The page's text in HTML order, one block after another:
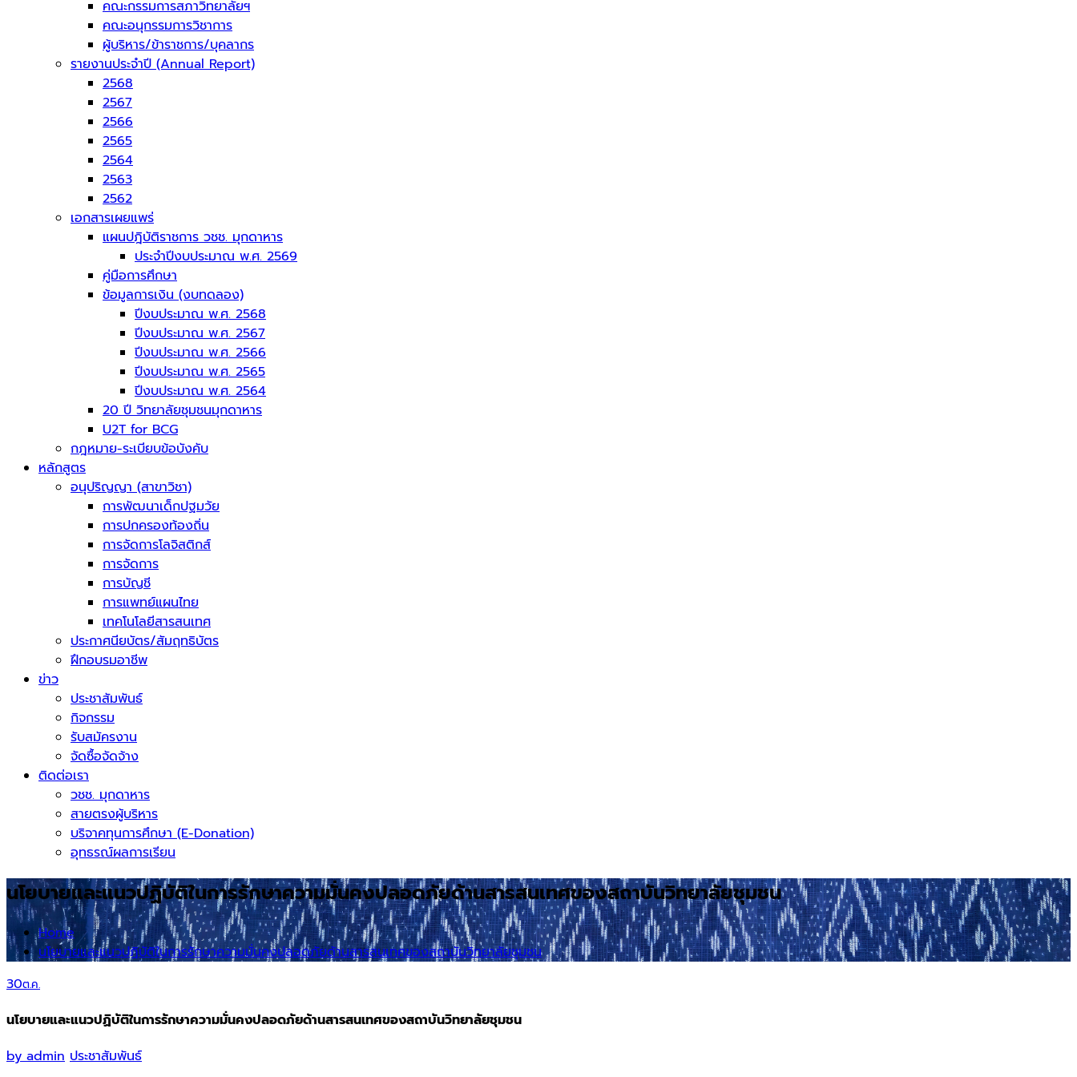
คณะกรรมการสภาวิทยาลัยฯ
คณะอนุกรรมการวิชาการ
ผู้บริหาร/ข้าราชการ/บุคลากร
รายงานประจำปี (Annual Report)
2568
2567
2566
2565
2564
2563
2562
เอกสารเผยแพร่
แผนปฎิบัติราชการ วชช. มุกดาหาร
ประจำปีงบประมาณ พ.ศ. 2569
คู่มือการศึกษา
ข้อมูลการเงิน (งบทดลอง)
ปีงบประมาณ พ.ศ. 2568
ปีงบประมาณ พ.ศ. 2567
ปีงบประมาณ พ.ศ. 2566
ปีงบประมาณ พ.ศ. 2565
ปีงบประมาณ พ.ศ. 2564
20 ปี วิทยาลัยชุมชนมุกดาหาร
U2T for BCG
กฎหมาย-ระเบียบข้อบังคับ
หลักสูตร
อนุปริญญา (สาขาวิชา)
การพัฒนาเด็กปฐมวัย
การปกครองท้องถิ่น
การจัดการโลจิสติกส์
การจัดการ
การบัญชี
การแพทย์แผนไทย
เทคโนโลยีสารสนเทศ
ประกาศนียบัตร/สัมฤทธิบัตร
ฝึกอบรมอาชีพ
ข่าว
ประชาสัมพันธ์
กิจกรรม
รับสมัครงาน
จัดซื้อจัดจ้าง
ติดต่อเรา
วชช. มุกดาหาร
สายตรงผู้บริหาร
บริจาคทุนการศึกษา (E-Donation)
อุทธรณ์ผลการเรียน
นโยบายและแนวปฏิบัติในการรักษาความมั่นคงปลอดภัยด้านสารสนเทศของสถาบันวิทยาลัยชุมชน
Home
นโยบายและแนวปฏิบัติในการรักษาความมั่นคงปลอดภัยด้านสารสนเทศของสถาบันวิทยาลัยชุมชน
30ต.ค.
นโยบายและแนวปฏิบัติในการรักษาความมั่นคงปลอดภัยด้านสารสนเทศของสถาบันวิทยาลัยชุมชน
byadmin ประชาสัมพันธ์